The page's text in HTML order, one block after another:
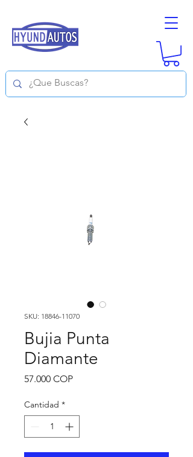
SKU: 18846-11070
Bujia Punta
Diamante
57.000 COPPrecio
Cantidad *